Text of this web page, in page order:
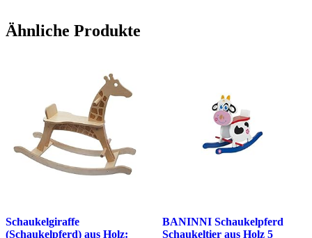
Ähnliche Produkte
Schaukelgiraffe
(Schaukelpferd) aus Holz:
BANINNI Schaukelpferd
Schaukeltier aus Holz 5